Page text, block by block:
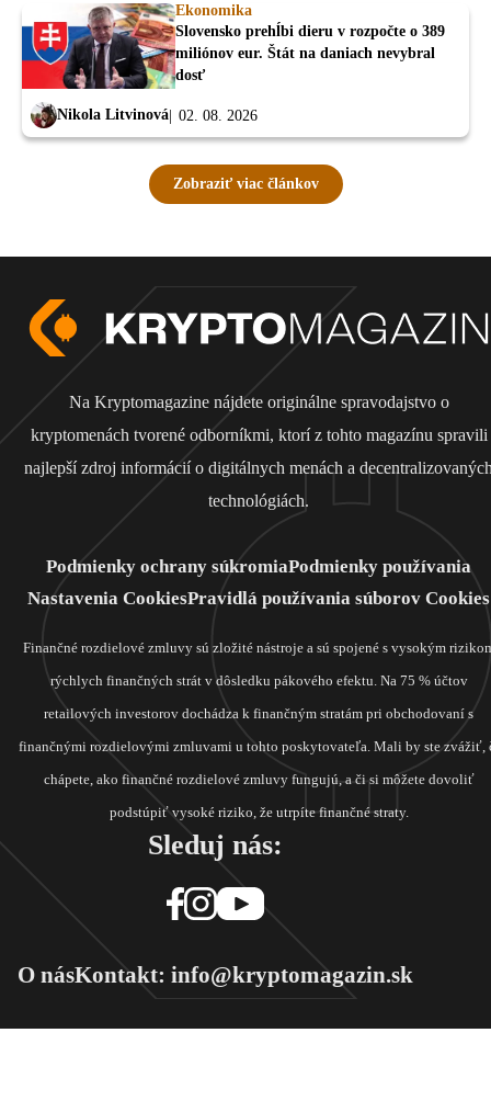
Ekonomika
Slovensko prehĺbi dieru v rozpočte o 389
miliónov eur. Štát na daniach nevybral
dosť
Nikola Litvinová 02. 08. 2026
Zobraziť viac článkov
Na Kryptomagazine nájdete originálne spravodajstvo o
kryptomenách tvorené odborníkmi, ktorí z tohto magazínu spravili
najlepší zdroj informácií o digitálnych menách a
technológiách.
Podmienky ochrany súkromiaPodmienky používania
Nastavenia CookiesPravidlá používania súborov Cookies
Finančné rozdielové zmluvy sú zložité nástroje a sú spojené s vysokým
rýchlych finančných strát v dôsledku pákového efektu. Na 75 % účtov
retailových investorov dochádza k finančným stratám pri obchodovaní s
finančnými rozdielovými zmluvami u tohto poskytovateľa. Mali by ste zvážiť,
chápete, ako finančné rozdielové zmluvy fungujú, a či si môžete dovoliť
podstúpiť vysoké riziko, že utrpíte finančné straty.
Sleduj nás:
O násKontakt: info@kryptomagazin.sk